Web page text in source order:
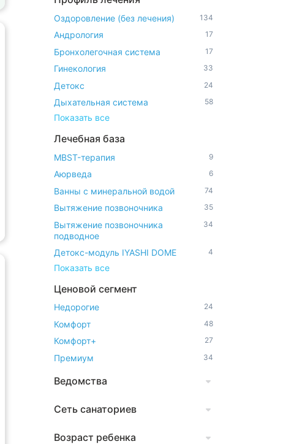
Оздоровление (без лечения) 134
Андрология 17
Бронхолегочная система 17
Гинекология 33
Детокс 24
Дыхательная система 58
Показать все
Лечебная база
MBST-терапия 9
Аюрведа 6
Ванны с минеральной водой 74
Вытяжение позвоночника 35
Вытяжение позвоночника
подводное
34
Детокс-модуль IYASHI DOME 4
Показать все
Ценовой сегмент
Недорогие 24
Комфорт 48
Комфорт+ 27
Премиум 34
Ведомства
Сеть санаториев
Возраст ребенка